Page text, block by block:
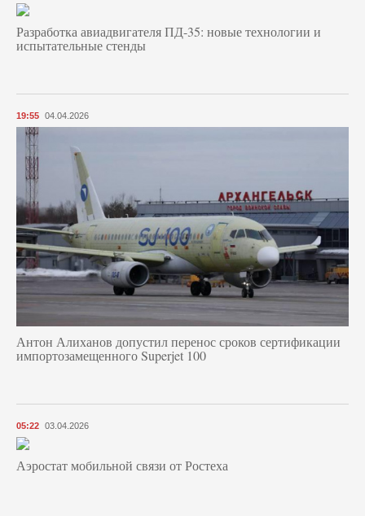
Разработка авиадвигателя ПД-35: новые технологии и
испытательные стенды
19:55 04.04.2026
Антон Алиханов допустил перенос сроков сертификации
импортозамещенного Superjet 100
05:22 03.04.2026
Аэростат мобильной связи от Ростеха